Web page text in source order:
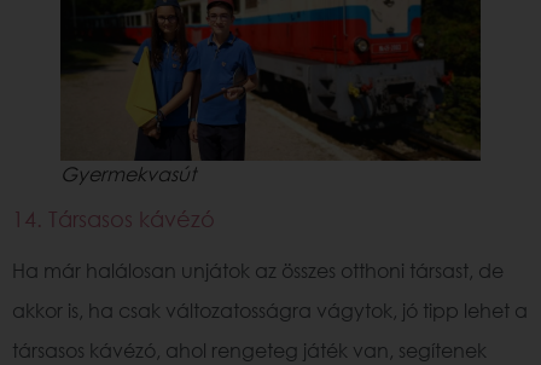
Gyermekvasút
14. Társasos kávézó
Ha már halálosan unjátok az összes otthoni társast, de
akkor is, ha csak változatosságra vágytok, jó tipp lehet a
társasos kávézó, ahol rengeteg játék van, segítenek